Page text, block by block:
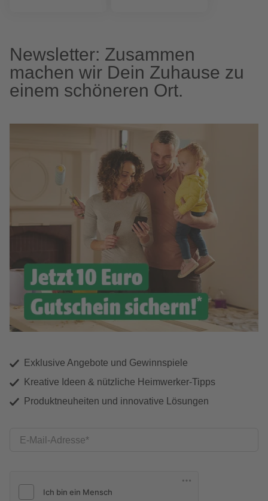
Newsletter: Zusammen
machen wir Dein Zuhause zu
einem schöneren Ort.
Exklusive Angebote und Gewinnspiele
Kreative Ideen & nützliche Heimwerker-Tipps
Produktneuheiten und innovative Lösungen
E-Mail-Adresse